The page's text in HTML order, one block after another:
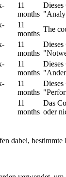
11
months
11
months
The
11
months
11
months
11
months
11
months
Das
oder
dabei,